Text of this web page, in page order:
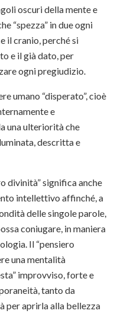
oscuri della mente e
“spezza” in due ogni
il cranio, perché si
e il già dato, per
ogni pregiudizio.
umano “disperato”, cioè
e
una ulteriorità che
descritta e
divinità” significa anche
intellettivo affinché, a
delle singole parole,
coniugare, in maniera
Il “pensiero
una mentalità
improvviso, forte e
tanto da
per aprirla alla bellezza